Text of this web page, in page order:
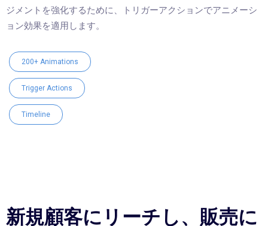
ジメントを強化するために、トリガーアクションでアニメーシ
ョン効果を適用します。
200+ Animations
Trigger Actions
Timeline
新規顧客にリーチし、販売に